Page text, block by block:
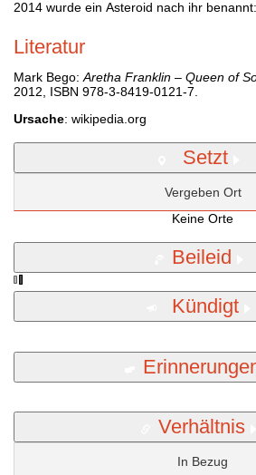
2014 wurde ein Asteroid nach ihr
Literatur
Mark Bego: Aretha Franklin – Queen of
2012, ISBN 978-3-8419-0121-7.
Ursache: wikipedia.org
Setzt
Vergeben Ort
Keine Orte
Beileid
Kündigt
Verhältnis
In Bezug